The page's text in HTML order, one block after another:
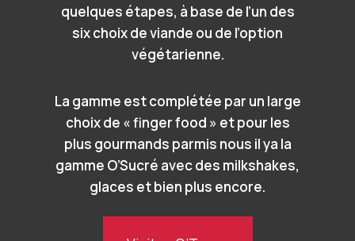
quelques étapes, à base de l’un des
six choix de viande ou de l’option
végétarienne.
La gamme est complétée par un large
choix de « finger food » et pour les
plus gourmands parmis nous il ya la
gamme O’Sucré avec des milkshakes,
glaces et bien plus encore.